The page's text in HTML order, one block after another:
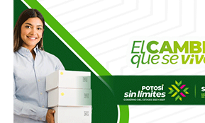
TEMAS RELACIONADOS
YA VIENE
Caen tres presuntos narcomenudistas
Arriaga; los vinculan con delitos de
NO TE PIERDAS
Detienen a dos presuntos robacarros
GCE en Cerritos